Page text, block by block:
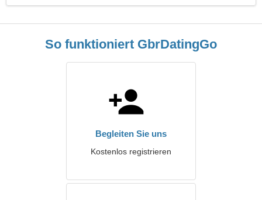
So funktioniert GbrDatingGo
Begleiten Sie uns
Kostenlos registrieren